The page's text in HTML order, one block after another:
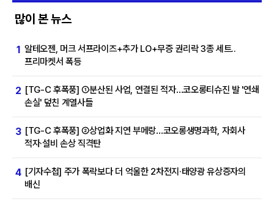
많이 본 뉴스
1 알테오젠, 머크 서프라이즈+추가 LO+무증 권리락 3종 세트..
프리마켓서 폭등
2 [TG-C 후폭풍] ①분산된 사업, 연결된 적자…코오롱티슈진 발 '연쇄
손실' 덮친 계열사들
3 [TG-C 후폭풍] ②상업화 지연 부메랑…코오롱생명과학, 자회사
적자·설비 손상 직격탄
4 [기자수첩] 주가 폭락보다 더 억울한 2차전지·태양광 유상증자의
배신